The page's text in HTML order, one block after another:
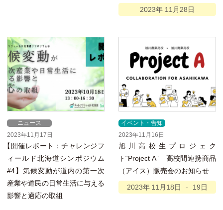
2023年 11月 28日
ニュース
2023年11月17日
【 開催レポート：チャレンジフ
ィールド北海道シンポジウム
#4】気候変動が道内の第一次
産業や道民の日常生活に与える
影響と適応の取組
イベント・告知
2023年11月16日
旭川高校生プロジェク
ト“Project A” 高校間連携商品
（アイス）販売会のお知らせ
2023年 11月 18日 - 19日